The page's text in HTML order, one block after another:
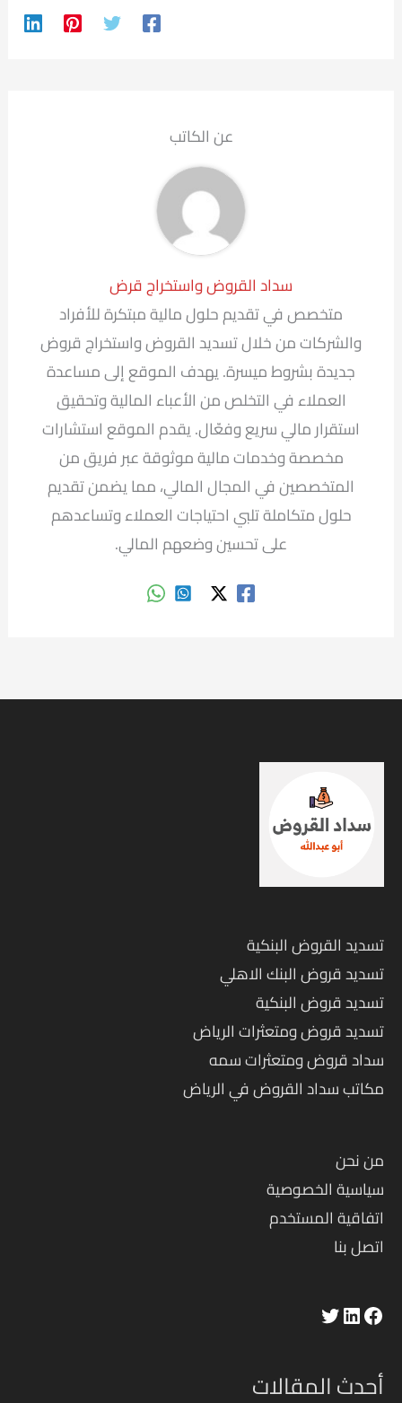
عن الكاتب
سداد القروض واستخراج قرض
متخصص في تقديم حلول مالية مبتكرة للأفراد
والشركات من خلال تسديد القروض واستخراج قروض
جديدة بشروط ميسرة. يهدف الموقع إلى مساعدة
العملاء في التخلص من الأعباء المالية وتحقيق
استقرار مالي سريع وفعّال. يقدم الموقع استشارات
مخصصة وخدمات مالية موثوقة عبر فريق من
المتخصصين في المجال المالي، مما يضمن تقديم
حلول متكاملة تلبي احتياجات العملاء وتساعدهم
على تحسين وضعهم المالي.
تسديد القروض البنكية
تسديد قروض البنك الاهلي
تسديد قروض البنكية
تسديد قروض ومتعثرات الرياض
سداد قروض ومتعثرات سمه
مكاتب سداد القروض في الرياض
من نحن
سياسية الخصوصية
اتفاقية المستخدم
اتصل بنا
فيسبوك
لينكد إن
أحدث المقالات